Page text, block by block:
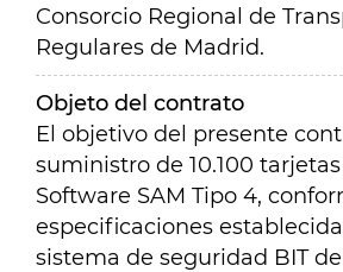
Consorcio Regional de
Regulares de Madrid.
Objeto del contrato
El objetivo del presente
suministro de 10.100
Software SAM Tipo 4,
especificaciones
sistema de seguridad BIT